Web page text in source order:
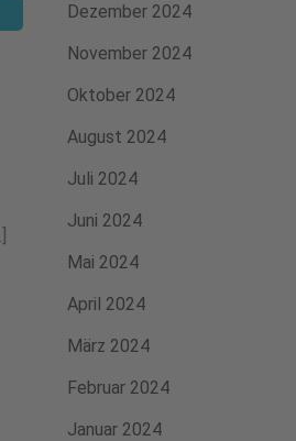
Dezember 2024
November 2024
Oktober 2024
August 2024
Juli 2024
Juni 2024
Mai 2024
April 2024
März 2024
Februar 2024
Januar 2024